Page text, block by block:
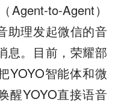
to-Agent）
助理发起微信的音
息。目前，荣耀部
YOYO智能体和微
醒YOYO直接语音